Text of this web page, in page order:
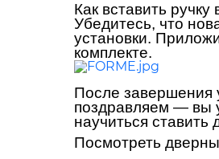
Как вставить
Убедитесь, что
установки.
комплекте.
После завершения
поздравляем — вы
научиться ставить
Посмотреть